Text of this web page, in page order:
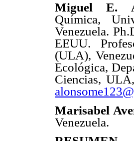
Miguel E.
Química,
Venezuela.
EEUU.
(ULA),
Ecológica,
Ciencias,
Marisabel
Venezuela.